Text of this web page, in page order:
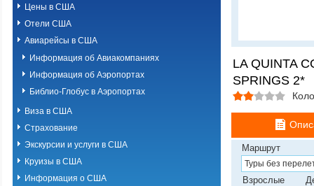
Цены в США
Отели США
Авиарейсы в США
Информация об Авиакомпаниях
Информация об Аэропортах
Библио-Глобус в Аэропортах
Виза в США
Страхование
Экскурсии и услуги в США
Круизы в США
Информация о США
LA QUINTA
SPRINGS 2*
Маршрут
Взрослые